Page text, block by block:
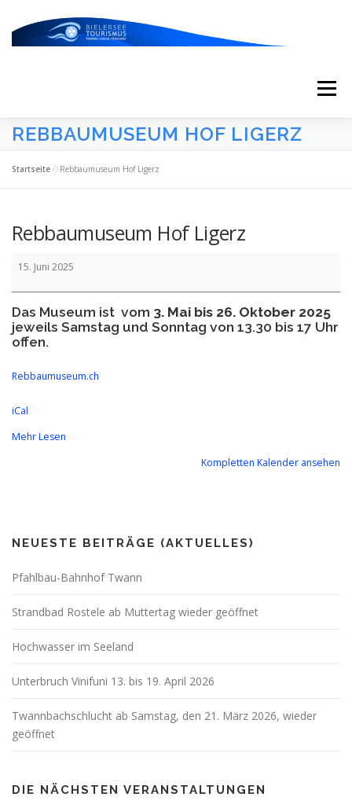
Menü
ESSEN/TRINKEN/SCHLAFEN
ÜBER UNS
REBBAUMUSEUM HOF LIGERZ
Startseite »Rebbaumuseum Hof Ligerz
Rebbaumuseum Hof Ligerz
Ligerz
15. Juni 2025
Das Museum ist vom 3. Mai bis 26. Oktober 2025
jeweils Samstag und Sonntag von 13.30 bis 17 Uhr
offen.
Rebbaumuseum.ch
iCal
Mehr Lesen
Kompletten Kalender ansehen
NEUESTE BEITRÄGE (AKTUELLES)
Pfahlbau-Bahnhof Twann
Strandbad Rostele ab Muttertag wieder geöffnet
Hochwasser im Seeland
Unterbruch Vinifuni 13. bis 19. April 2026
Twannbachschlucht ab Samstag, den 21. März 2026, wieder
geöffnet
DIE NÄCHSTEN VERANSTALTUNGEN